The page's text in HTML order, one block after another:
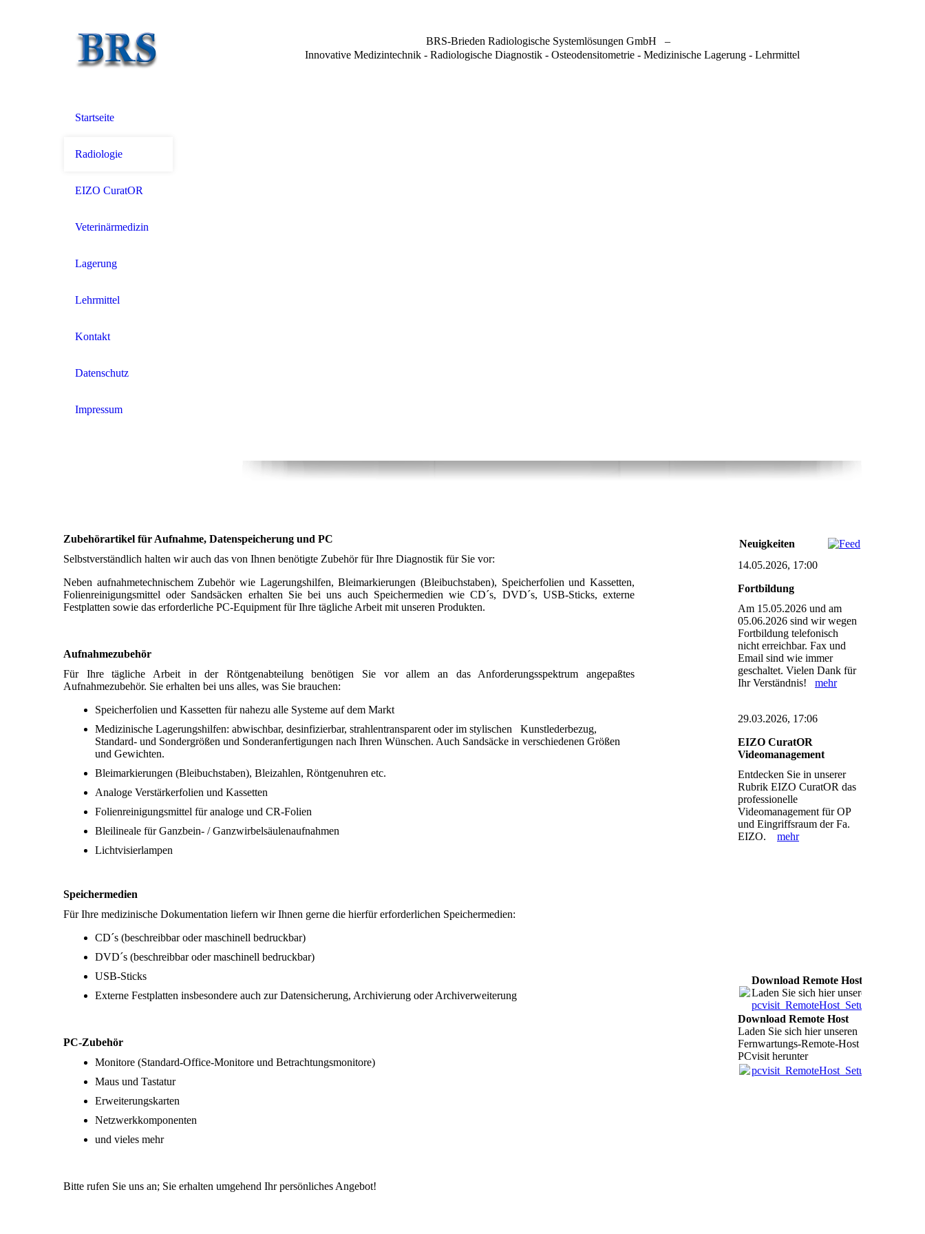
BRS-Brieden Radiologische Systemlösungen GmbH
–
Innovative Medizintechnik - Radiologische Diagnostik - Osteodensitometrie - Medizinische Lagerung - Lehrmittel
Startseite
Radiologie
EIZO CuratOR
Veterinärmedizin
Lagerung
Lehrmittel
Kontakt
Datenschutz
Impressum
Zubehörartikel für Aufnahme, Datenspeicherung und PC
Selbstverständlich halten wir auch das von Ihnen benötigte Zubehör für Ihre Diagnostik für Sie vor:
Neben aufnahmetechnischem Zubehör wie Lagerungshilfen, Bleimarkierungen (Bleibuchstaben), Speicherfolien und Kassetten,
Folienreinigungsmittel oder Sandsäcken erhalten Sie bei uns auch Speichermedien wie CD´s, DVD´s, USB-Sticks, externe
Festplatten sowie das erforderliche PC-Equipment für Ihre tägliche Arbeit mit unseren Produkten.
Aufnahmezubehör
Für Ihre tägliche Arbeit in der Röntgenabteilung benötigen Sie vor allem an das Anforderungsspektrum angepaßtes
Aufnahmezubehör. Sie erhalten bei uns alles, was Sie brauchen:
Speicherfolien und Kassetten für nahezu alle Systeme auf dem Markt
Medizinische Lagerungshilfen: abwischbar, desinfizierbar, strahlentransparent oder im stylischen Kunstlederbezug,
Standard- und Sondergrößen und Sonderanfertigungen nach Ihren Wünschen. Auch Sandsäcke in verschiedenen Größen
und Gewichten.
Bleimarkierungen (Bleibuchstaben), Bleizahlen, Röntgenuhren etc.
Analoge Verstärkerfolien und Kassetten
Folienreinigungsmittel für analoge und CR-Folien
Bleilineale für Ganzbein- / Ganzwirbelsäulenaufnahmen
Lichtvisierlampen
Speichermedien
Für Ihre medizinische Dokumentation liefern wir Ihnen gerne die hierfür erforderlichen Speichermedien:
CD´s (beschreibbar oder maschinell bedruckbar)
DVD´s (beschreibbar oder maschinell bedruckbar)
USB-Sticks
Externe Festplatten insbesondere auch zur Datensicherung, Archivierung oder Archiverweiterung
PC-Zubehör
Monitore (Standard-Office-Monitore und Betrachtungsmonitore)
Maus und Tastatur
Erweiterungskarten
Netzwerkkomponenten
und vieles mehr
Bitte rufen Sie uns an; Sie erhalten umgehend Ihr persönliches Angebot!
Neuigkeiten
14.05.2026, 17:00
Fortbildung
Am 15.05.2026 und am
05.06.2026 sind wir wegen
Fortbildung telefonisch
nicht erreichbar. Fax und
Email sind wie immer
geschaltet. Vielen Dank für
Ihr Verständnis! mehr
29.03.2026, 17:06
EIZO CuratOR
Videomanagement
Entdecken Sie in unserer
Rubrik EIZO CuratOR das
professionelle
Videomanagement für OP
und Eingriffsraum der Fa.
EIZO. mehr
Download Remote Host
Laden Sie sich hier unseren
Download Remote Host
Laden Sie sich hier unseren
Fernwartungs-Remote-Host
PCvisit herunter